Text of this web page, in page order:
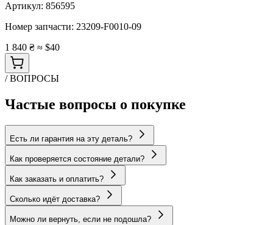
Артикул: 856595
Номер запчасти: 23209-F0010-09
1 840 ₴ ≈ $40
/ ВОПРОСЫ
Частые вопросы о покупке
Есть ли гарантия на эту деталь?
Как проверяется состояние детали?
Как заказать и оплатить?
Сколько идёт доставка?
Можно ли вернуть, если не подошла?